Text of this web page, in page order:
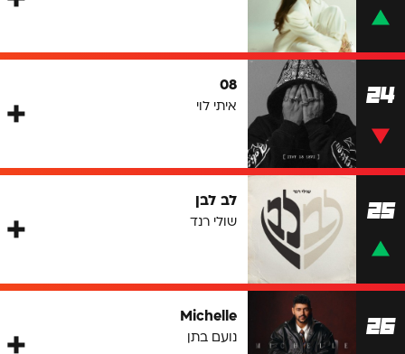
24
08
איתי לוי
25 לב לבן
שולי רנד
26
Michelle
נועם בתן